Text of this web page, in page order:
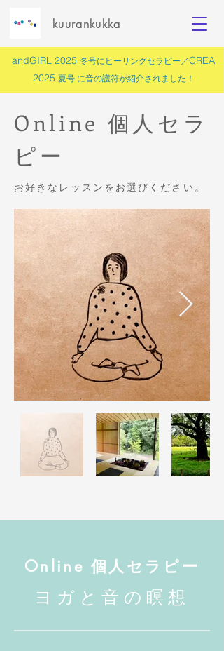
andGIRL 2025 冬号にヒーリングセラピー／CREA
2025 夏号 に音の護符が紹介されました！
kuurankukka
Online 個人セラ
ピー
お好きなレッスンをお選びください。
Online 個人セラピー
ヨガと音の瞑想